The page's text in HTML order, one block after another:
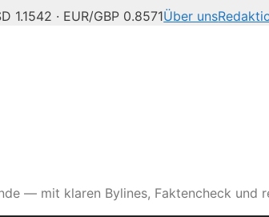
1.1542 · EUR/GBP 0.8571Über uns
— mit klaren Bylines, Faktencheck und